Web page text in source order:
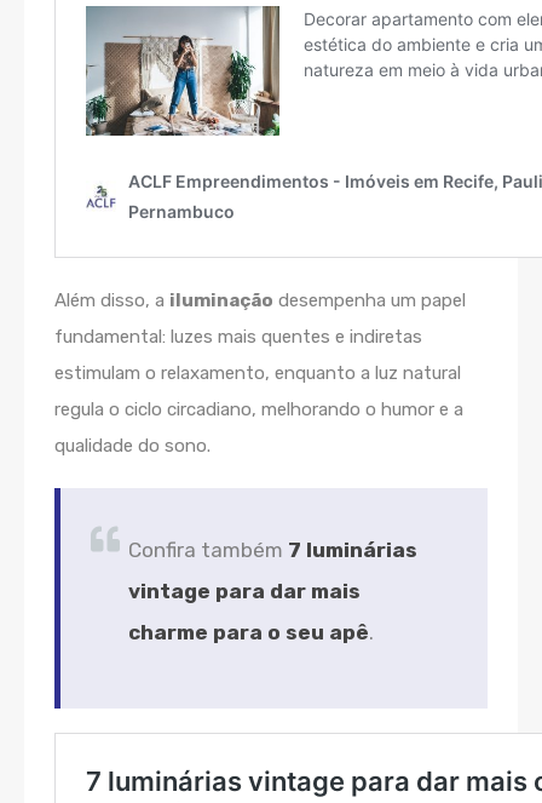
Além disso, a iluminação desempenha um papel
fundamental: luzes mais quentes e indiretas
estimulam o relaxamento, enquanto a luz natural
regula o ciclo circadiano, melhorando o humor e a
qualidade do sono.
Confira também 7 luminárias
vintage para dar mais
charme para o seu apê.